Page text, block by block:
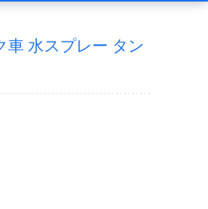
車 水スプレー タン